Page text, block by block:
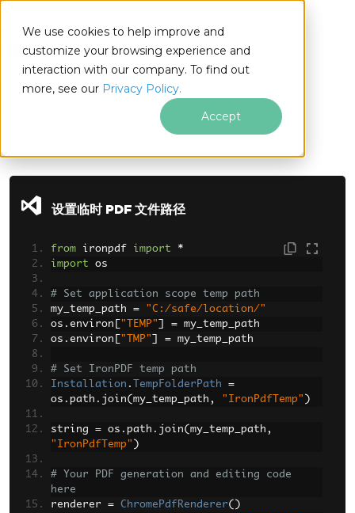
We use cookies to help improve and
customize your browsing experience and
interaction with our company. To find out
more, see our Privacy Policy.
Accept
Python
跳至页脚内容
设置临时 PDF 文件路径
from ironpdf import
*
import os
# Set application scope temp path
my_temp_path =
"C:/safe/location/"
os . environ "TEMP" = my_temp_path
os . environ "TMP" = my_temp_path
# Set IronPDF temp path
Installation . TempFolderPath
=
os . path . join( my_temp_path , "IronPdfTemp" )
string = os . path . join( my_temp_path ,
"IronPdfTemp" )
# Your PDF generation and editing code
here
renderer = ChromePdfRenderer()